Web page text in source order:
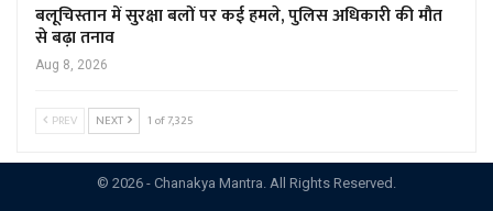
बलूचिस्तान में सुरक्षा बलों पर कई हमले, पुलिस अधिकारी की मौत
से बढ़ा तनाव
Aug 8, 2026
PREV NEXT 1 of 7,325
© 2026 - Chanakya Mantra. All Rights Reserved.